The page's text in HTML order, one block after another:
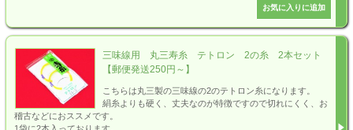
三味線用 丸三寿糸 テトロン 2の糸 2本セット
【郵便発送250円～】
こちらは丸三製の三味線の2のテトロン糸になります。
絹糸よりも硬く、丈夫なのが特徴ですので切れにくく、お
稽古などにおススメです。